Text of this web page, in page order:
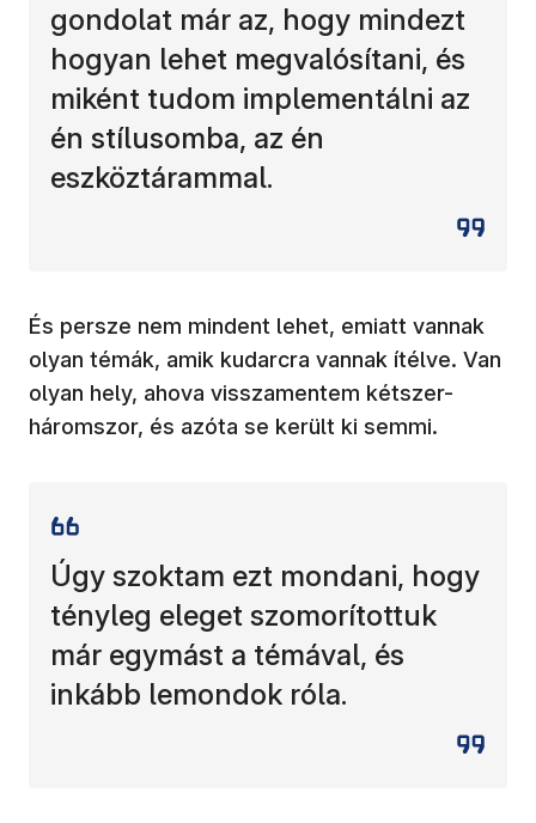
gondolat már az, hogy mindezt
hogyan lehet megvalósítani, és
miként tudom implementálni az
én stílusomba, az én
eszköztárammal.
És persze nem mindent lehet, emiatt vannak
olyan témák, amik kudarcra vannak ítélve. Van
olyan hely, ahova visszamentem kétszer-
háromszor, és azóta se került ki semmi.
Úgy szoktam ezt mondani, hogy
tényleg eleget szomorítottuk
már egymást a témával, és
inkább lemondok róla.